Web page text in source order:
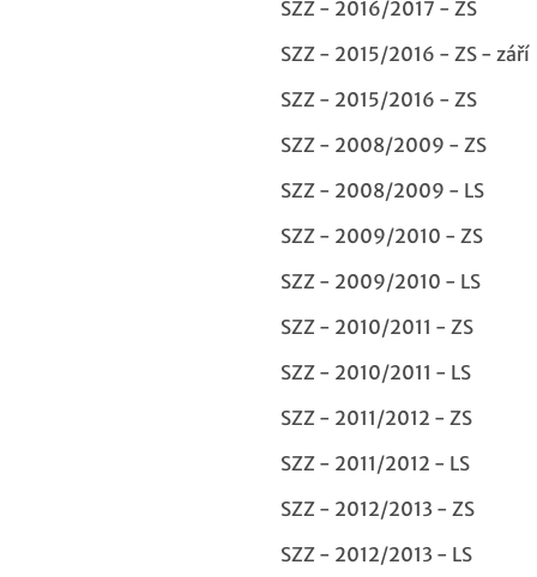
SZZ - 2016/2017 - ZS
SZZ - 2015/2016 - ZS - září
SZZ - 2015/2016 - ZS
SZZ - 2008/2009 - ZS
SZZ - 2008/2009 - LS
SZZ - 2009/2010 - ZS
SZZ - 2009/2010 - LS
SZZ - 2010/2011 - ZS
SZZ - 2010/2011 - LS
SZZ - 2011/2012 - ZS
SZZ - 2011/2012 - LS
SZZ - 2012/2013 - ZS
SZZ - 2012/2013 - LS